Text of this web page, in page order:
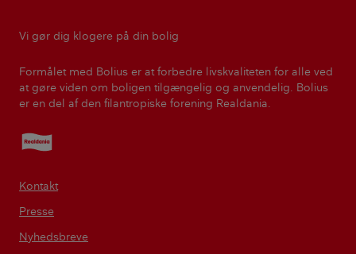
Vi gør dig klogere på din bolig
Formålet med Bolius er at forbedre livskvaliteten for alle ved
at gøre viden om boligen tilgængelig og anvendelig. Bolius
er en del af den filantropiske forening Realdania.
Realdania
Kontakt
Presse
Nyhedsbreve